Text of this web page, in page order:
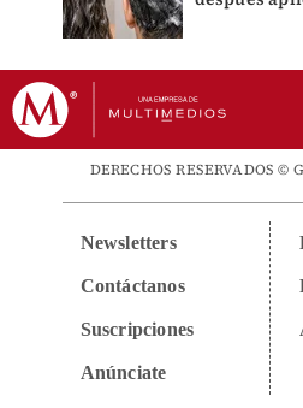
DERECHOS RESERVADOS ©
Newsletters
Contáctanos
Suscripciones
Anúnciate